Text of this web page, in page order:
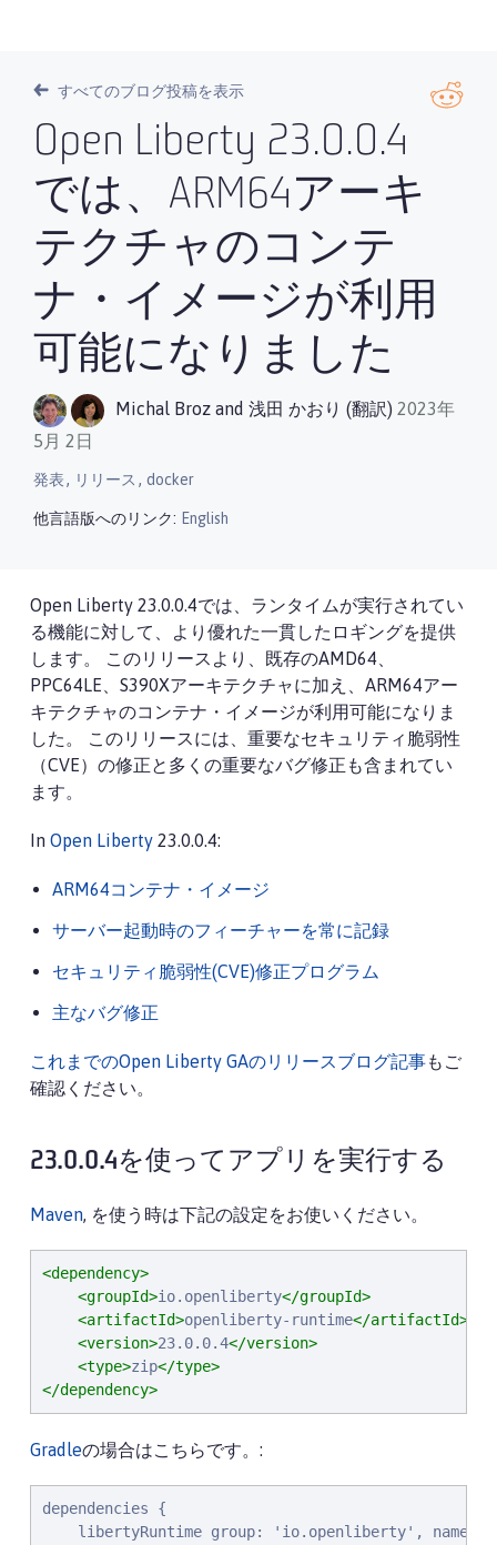
すべてのブログ投稿を表示
Open Liberty 23.0.0.4
では、ARM64アーキ
テクチャのコンテ
ナ・イメージが利用
可能になりました
Michal Broz and 浅田 かおり (翻訳) 2023年
5月 2日
発表, リリース , docker
他言語版へのリンク: English
Open Liberty 23.0.0.4では、ランタイムが実行されてい
る機能に対して、より優れた一貫したロギングを提供
します。 このリリースより、既存のAMD64、
PPC64LE、S390Xアーキテクチャに加え、ARM64アー
キテクチャのコンテナ・イメージが利用可能になりま
した。 このリリースには、重要なセキュリティ脆弱性
（CVE）の修正と多くの重要なバグ修正も含まれてい
ます。
In Open Liberty 23.0.0.4:
ARM64コンテナ・イメージ
サーバー起動時のフィーチャーを常に記録
セキュリティ脆弱性(CVE)修正プログラム
主なバグ修正
これまでのOpen Liberty GAのリリースブログ記事もご
確認ください。
23.0.0.4を使ってアプリを実行する
Maven, を使う時は下記の設定をお使いください。
<dependency>
<groupId>io.openliberty</groupId>
<artifactId>openliberty-runtime</artifactId>
<version>23.0.0.4</version>
<type>zip</type>
</dependency>
Gradleの場合はこちらです。:
dependencies {
libertyRuntime group: 'io.openliberty', name: